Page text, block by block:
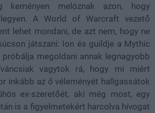
keményen melóznak azon, hogy
A World of Warcraft vezető
lehet mondani, de azt nem, hogy ne
játszani: Ion és guildje a Mythic
megoldani annak legnagyobb
vagytok rá, hogy mi miért
inkább az ő véleményét hallgassátok
ex-szeretőét, aki még most, egy
is a figyelmetekért harcolva hívogat